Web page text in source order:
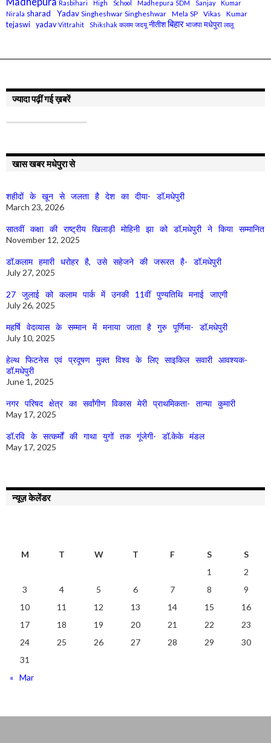
Rasbihari High School Madhepura SDM Sanjay Kumar
Nirala sharad Yadav Singheshwar Singheshwar Mela SP Vikas Kumar
tejaswi yadav Vittrahit Shikshak कलाम जदयू नीतीश बिहार भाजपा मधेपुरा लालू
ज्यादा पढ़ीं गई ख़बरें
खास खबर मधेपुरा से
शहीदों के खून से जलता है देश का दीया- डॉ.मधेपुरी
March 23, 2026
सातवीं कक्षा की राष्ट्रीय खिलाड़ी मोहिनी झा को डॉ.मधेपुरी ने किया सम्मानित
November 12, 2025
डॉ.कलाम हमारी धरोहर है, उसे सहेजने की जरूरत है- डॉ.मधेपुरी
July 27, 2025
27 जुलाई को कलाम पार्क में उनकी 11वीं पुण्यतिथि मनाई जाएगी
July 26, 2025
महर्षि वेदव्यास के सम्मान में मनाया जाता है गुरु पूर्णिमा- डॉ.मधेपुरी
July 10, 2025
हेल्थ फिटनेस एवं प्रदूषण मुक्त विश्व के लिए साइकिल सवारी आवश्यक-
डॉ.मधेपुरी
June 1, 2025
नगर परिषद क्षेत्र का सर्वांगीण विकास मेरी प्राथमिकता- तान्या कुमारी
May 17, 2025
डॉ.रवि के सत्कर्मों की गाथा युगों तक गूंजेगी- डॉ.केके मंडल
May 17, 2025
न्यूज़ केलेंडर
M T W T F S S
« Mar
1
2
3
4 5 6 7 8
9
10
11 12 13 14 15
16
17
18 19 20 21 22
23
24
25 26 27 28 29
30
31